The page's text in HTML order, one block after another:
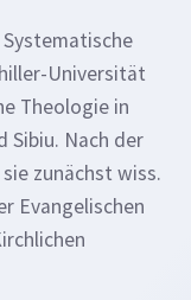
Universität
Theologie in
Sibiu. Nach der
zunächst wiss.
Evangelischen